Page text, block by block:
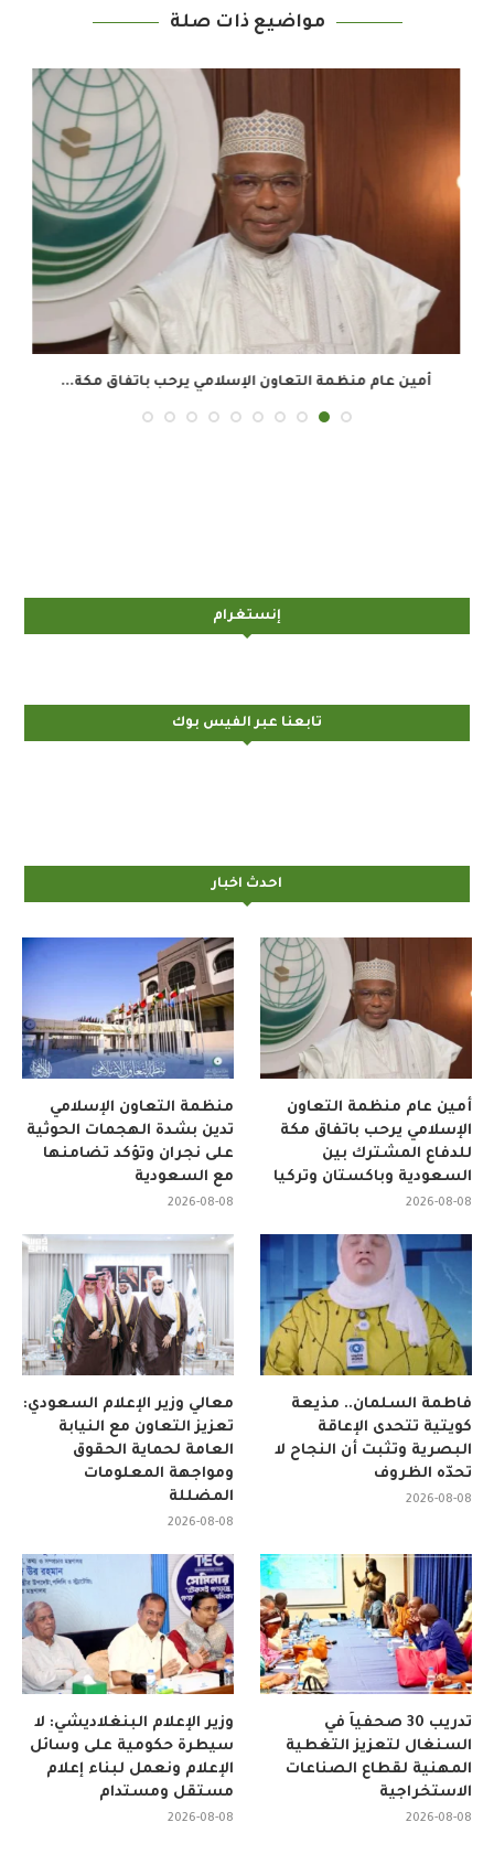
مواضيع ذات صلة
أمين عام منظمة التعاون الإسلامي يرحب باتفاق مكة...
إنستغرام
تابعنا عبر الفيس بوك
احدث اخبار
منظمة التعاون الإسلامي
تدين بشدة الهجمات الحوثية
على نجران وتؤكد تضامنها
مع السعودية
2026-08-08
أمين عام منظمة التعاون
الإسلامي يرحب باتفاق مكة
للدفاع المشترك بين
السعودية وباكستان وتركيا
2026-08-08
معالي وزير الإعلام السعودي:
تعزيز التعاون مع النيابة
العامة لحماية الحقوق
ومواجهة المعلومات
المضللة
2026-08-08
فاطمة السلمان.. مذيعة
كويتية تتحدى الإعاقة
البصرية وتثبت أن النجاح لا
تحدّه الظروف
2026-08-08
وزير الإعلام البنغلاديشي: لا
سيطرة حكومية على وسائل
الإعلام ونعمل لبناء إعلام
مستقل ومستدام
2026-08-08
تدريب 30 صحفياً في
السنغال لتعزيز التغطية
المهنية لقطاع الصناعات
الاستخراجية
2026-08-08